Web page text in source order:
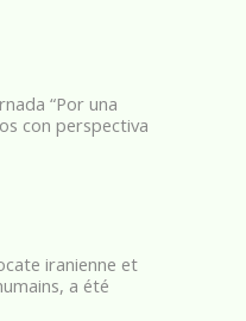
“Por una
con perspectiva
iranienne et
a été